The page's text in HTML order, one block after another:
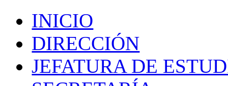
INICIO
DIRECCIÓN
JEFATURA DE